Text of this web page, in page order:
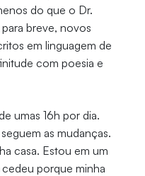
do que o Dr.
breve, novos
em linguagem de
com poesia e
umas 16h por dia.
as mudanças.
casa. Estou em um
porque minha